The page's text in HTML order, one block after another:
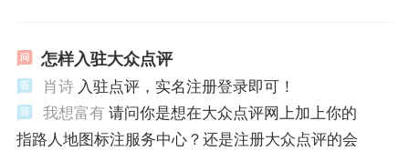
怎样入驻大众点评
肖诗 入驻点评，实名注册登录即可！
我想富有 请问你是想在大众点评网上加上你的
指路人地图标注服务中心？还是注册大众点评的会